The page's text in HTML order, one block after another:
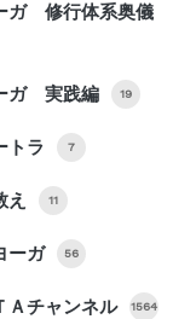
ガ 修行体系奥儀
ガ 実践編 19
トラ 7
え 11
ーガ 56
Ａチャンネル 1564